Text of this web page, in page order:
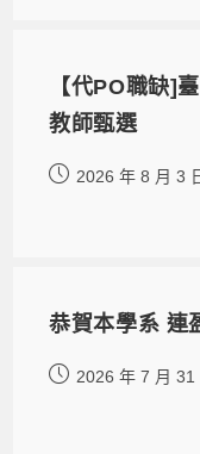
【代PO職缺]
教師甄選
2026 年 8 月 3
恭賀本學系 連
2026 年 7 月 31